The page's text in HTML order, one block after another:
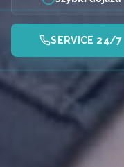
SERVICE 24/7